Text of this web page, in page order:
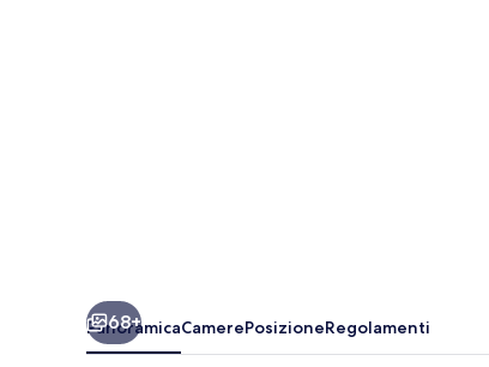
68+
PanoramicaCamerePosizioneRegolamenti